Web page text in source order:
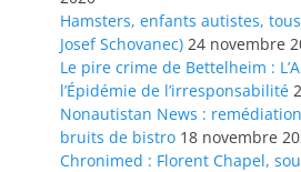
Hamsters, enfants autistes,
Josef Schovanec) 24 novembre
Le pire crime de Bettelheim :
l’Épidémie de l’irresponsabilité
Nonautistan News :
bruits de bistro 18 novembre
Chronimed : Florent Chapel,